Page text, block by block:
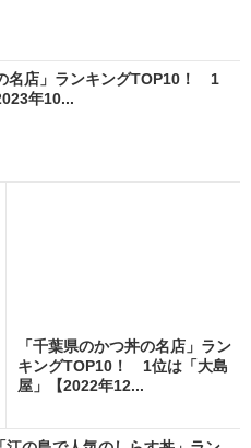
名店」ランキングTOP10！ 1
年10...
「千葉県のかつ丼の名店」ラン
キングTOP10！ 1位は「大島
屋」【2022年12...